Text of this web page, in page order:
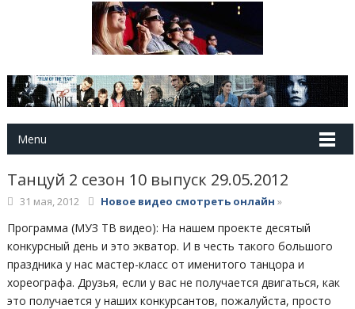
Menu
Танцуй 2 сезон 10 выпуск 29.05.2012
31 мая, 2012 Новое видео смотреть онлайн »
Программа (МУЗ ТВ видео): На нашем проекте десятый
конкурсный день и это экватор. И в честь такого большого
праздника у нас мастер-класс от именитого танцора и
хореографа. Друзья, если у вас не получается двигаться, как
это получается у наших конкурсантов, пожалуйста, просто